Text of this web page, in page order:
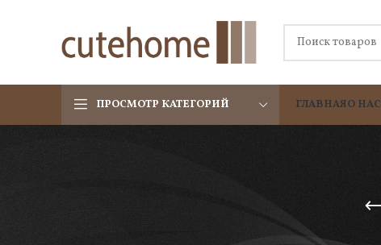
ПРОСМОТР КАТЕГОРИЙ ГЛАВНАЯО НАС